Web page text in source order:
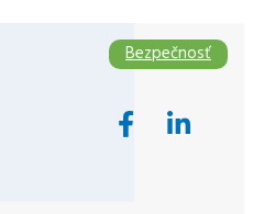
Bezpečnosť